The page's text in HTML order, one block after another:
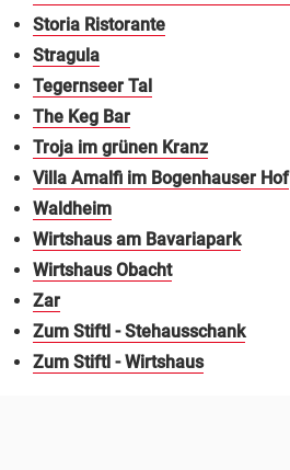
Storia Ristorante
Stragula
Tegernseer Tal
The Keg Bar
Troja im grünen Kranz
Villa Amalfi im Bogenhauser Hof
Waldheim
Wirtshaus am Bavariapark
Wirtshaus Obacht
Zar
Zum Stiftl - Stehausschank
Zum Stiftl - Wirtshaus